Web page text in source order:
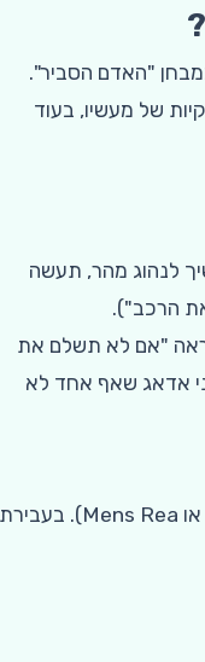
"האדם הסביר".
של מעשיו, בעוד
לנהוג מהר, תעשה
הרכב").
"אם לא תשלם את
אדאג שאף אחד לא
המשפט הפלילי דורש לא רק מעשה ("היסוד העובדתי") אלא גם כוונה פלילית ("היסוד הנפשי" או Mens Rea). בעבירת